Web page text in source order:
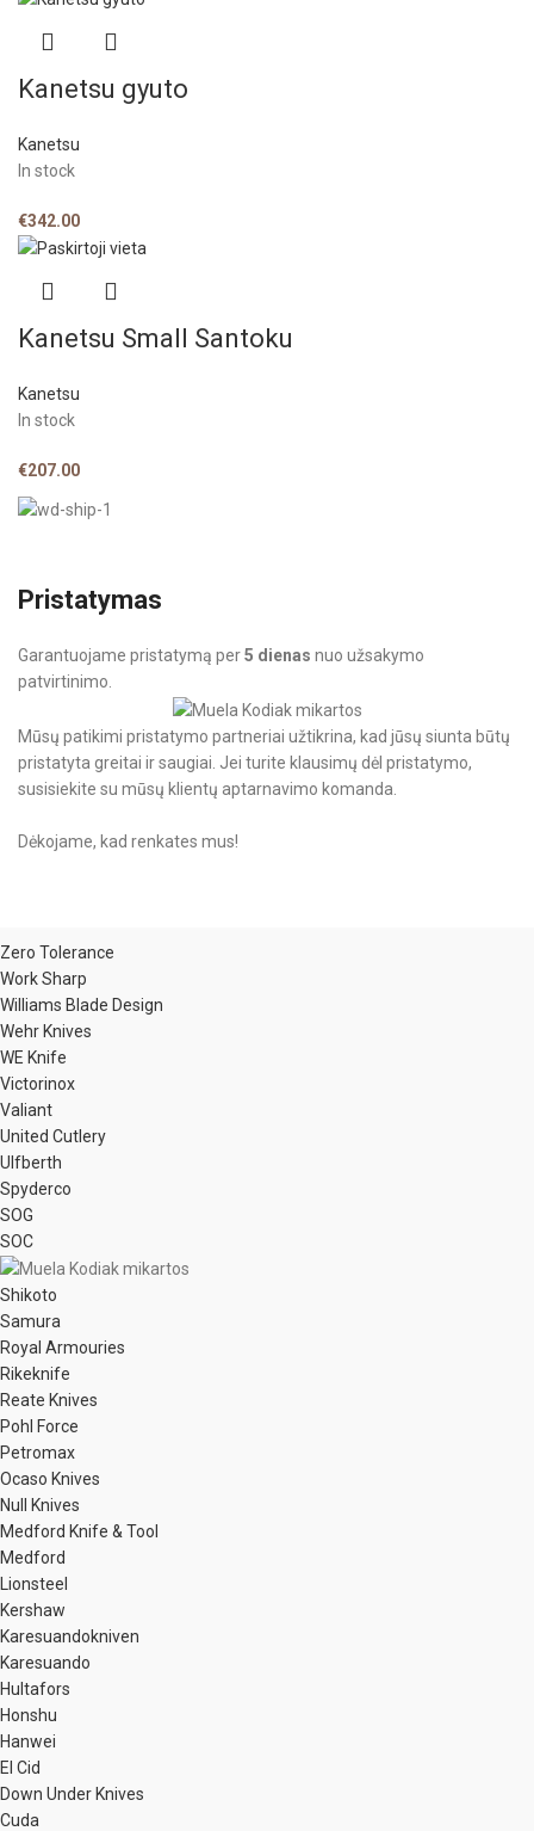
Kanetsu gyuto
Kanetsu
In stock
€342.00
Kanetsu Small Santoku
Kanetsu
In stock
€207.00
Pristatymas
Garantuojame pristatymą per5 dienas nuo užsakymo
patvirtinimo.
Mūsų patikimi pristatymo partneriai užtikrina, kad jūsų siunta būtų
pristatyta greitai ir saugiai. Jei turite klausimų dėl pristatymo,
susisiekite su mūsų klientų aptarnavimo komanda.
Dėkojame, kad renkates mus!
Zero Tolerance
Work Sharp
Williams Blade Design
Wehr Knives
WE Knife
Victorinox
Valiant
United Cutlery
Ulfberth
Spyderco
SOG
SOC
Shikoto
Samura
Royal Armouries
Rikeknife
Reate Knives
Pohl Force
Petromax
Ocaso Knives
Null Knives
Medford Knife & Tool
Medford
Lionsteel
Kershaw
Karesuandokniven
Karesuando
Hultafors
Honshu
Hanwei
El Cid
Down Under Knives
Cuda